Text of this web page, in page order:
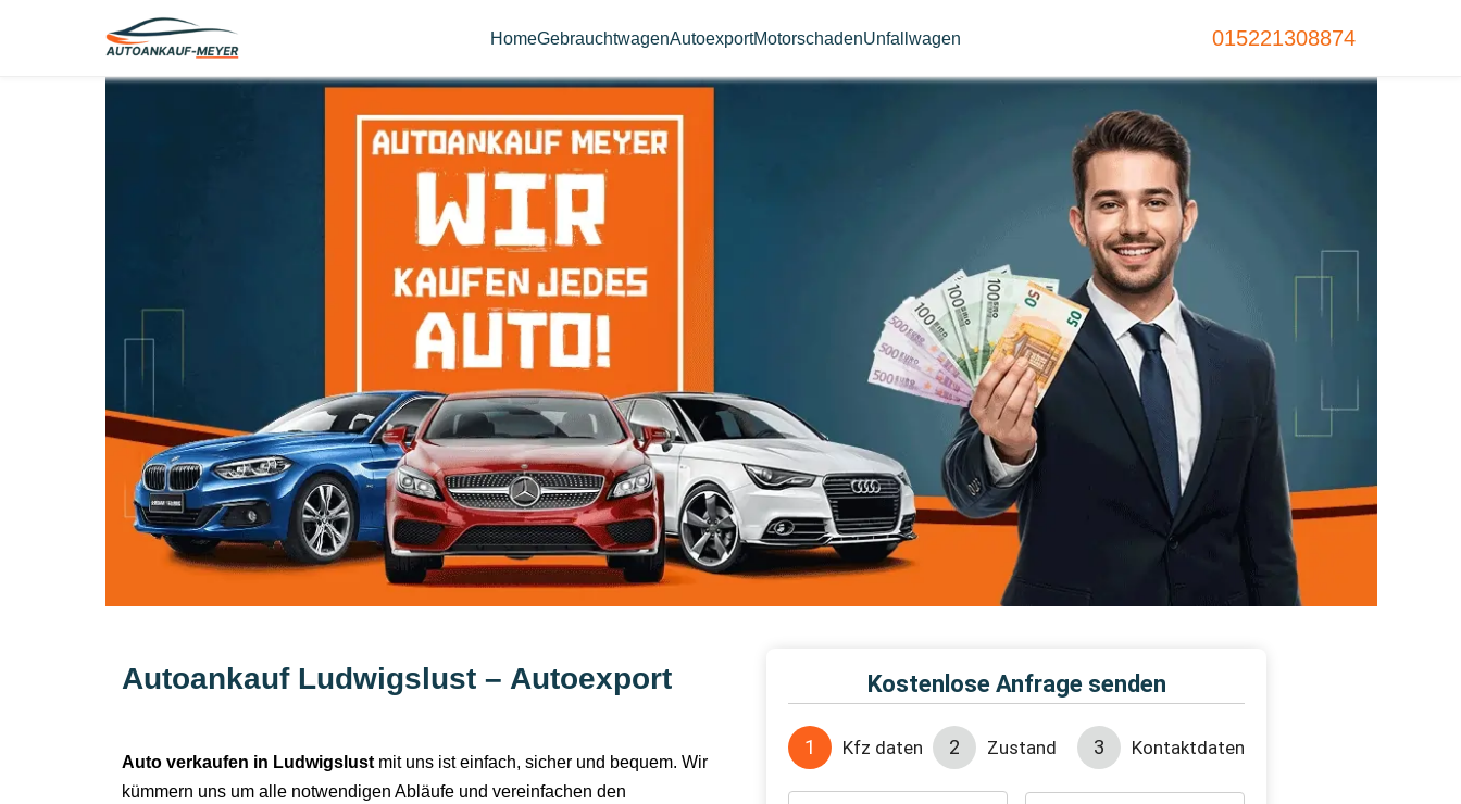
HomeGebrauchtwagenAutoexportMotorschadenUnfallwagen 015221308874
Autoankauf Ludwigslust – Autoexport
Auto verkaufen in Ludwigslust mit uns ist einfach, sicher und bequem. Wir
kümmern uns um alle notwendigen Abläufe und vereinfachen den